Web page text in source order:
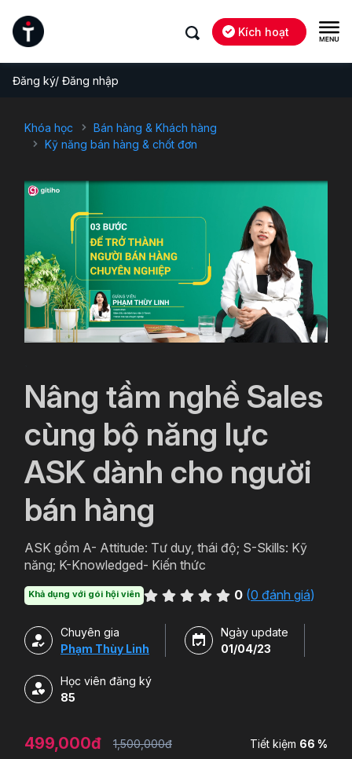
Kích hoạt
Đăng ký/ Đăng nhập
Khóa học
Bán hàng & Khách hàng
Kỹ năng bán hàng & chốt đơn
Nâng tầm nghề Sales
cùng bộ năng lực
ASK dành cho người
bán hàng
ASK gồm A- Attitude: Tư duy, thái độ; S-Skills: Kỹ
năng; K-Knowledged- Kiến thức
Khả dụng với gói hội viên 0 (0 đánh giá)
Chuyên gia
Phạm Thùy Linh
Ngày update
01/04/23
Học viên đăng ký
85
499,000đ 1,500,000đ Tiết kiệm 66 %